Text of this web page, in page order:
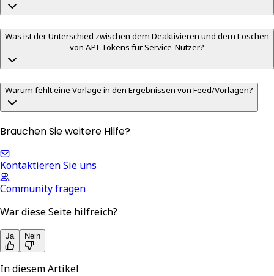
Was ist der Unterschied zwischen dem Deaktivieren und dem Löschen
von API-Tokens für Service-Nutzer?
Warum fehlt eine Vorlage in den Ergebnissen von Feed/Vorlagen?
Brauchen Sie weitere Hilfe?
Kontaktieren Sie uns
Community fragen
War diese Seite hilfreich?
Ja Nein
In diesem Artikel